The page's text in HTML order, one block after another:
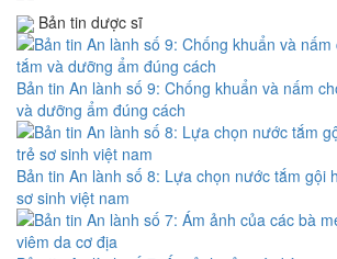
Bản tin dược sĩ
Bản tin An lành số 9: Chống khuẩn và nấm
và dưỡng ẩm đúng cách
Bản tin An lành số 8: Lựa chọn nước tắm gội
sơ sinh việt nam